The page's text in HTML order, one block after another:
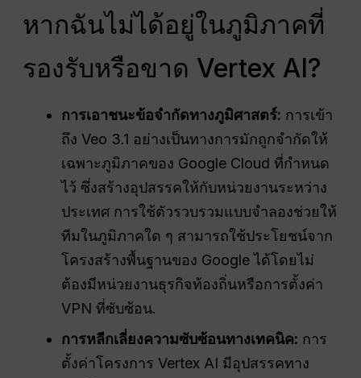
หากฉันไม่ได้อยู่ในภูมิภาคที่
รองรับหรือขาด Vertex AI?
การเอาชนะข้อจำกัดทางภูมิศาสตร์: การเข้า
ถึง Veo 3.1 อย่างเป็นทางการมักถูกจำกัดให้
เฉพาะภูมิภาคของ Google Cloud ที่กำหนด
ไว้ ซึ่งสร้างอุปสรรคให้กับหน่วยงานระหว่าง
ประเทศ การใช้ตัวรวบรวมแบบจำลองช่วยให้
ทีมในภูมิภาคใด ๆ สามารถใช้ประโยชน์จาก
โครงสร้างพื้นฐานของ Google ได้โดยไม่
ต้องมีหน่วยงานธุรกิจท้องถิ่นหรือการตั้งค่า
VPN ที่ซับซ้อน.
การหลีกเลี่ยงความซับซ้อนทางเทคนิค: การ
ตั้งค่าโครงการ Vertex AI มีอุปสรรคทาง